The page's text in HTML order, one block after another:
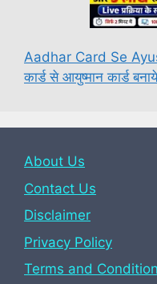
Aadhar Card Se
कार्ड से आयुष्मान कार्ड
About Us
Contact Us
Disclaimer
Privacy Policy
Terms and